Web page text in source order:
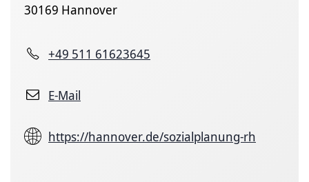
30169 Hannover
+49 511 61623645
E-Mail
https://hannover.de/sozialplanung-rh